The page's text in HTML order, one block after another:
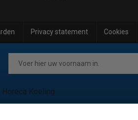
Privacy statement Cookies
Horeca Koeling